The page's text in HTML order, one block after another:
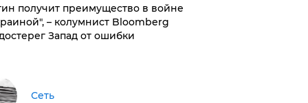
получит преимущество в войне
– колумнист Bloomberg
Запад от ошибки
Сеть